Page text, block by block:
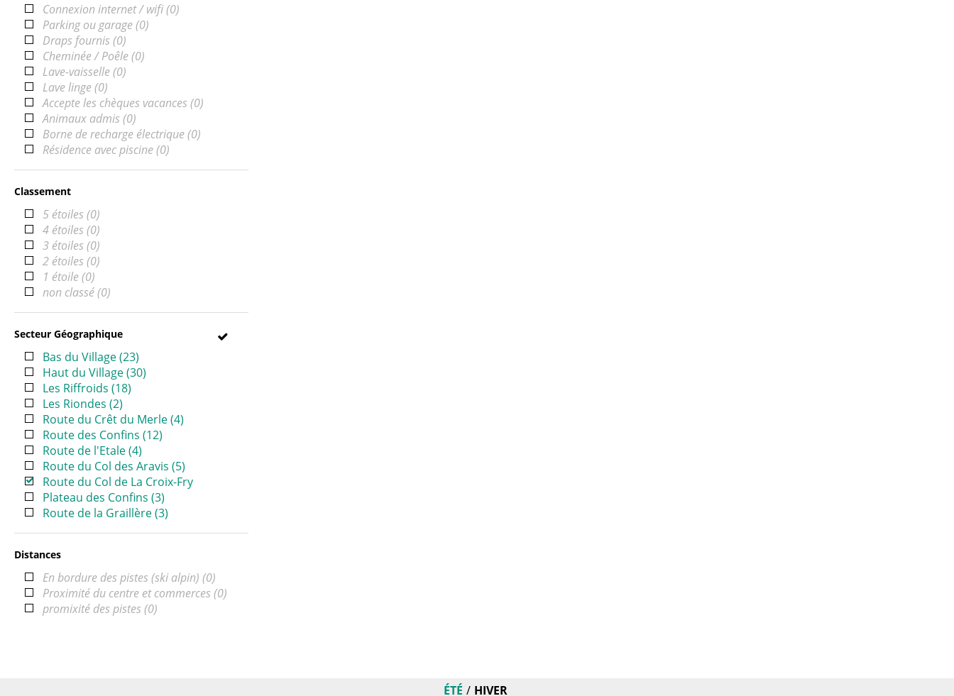
Connexion internet / wifi(0)
Parking ou garage(0)
Draps fournis (0)
Cheminée / Poêle(0)
Lave-vaisselle(0)
Lave linge(0)
Accepte les chèques vacances (0)
Animaux admis (0)
Borne de recharge électrique(0)
Résidence avec piscine(0)
Classement
5 étoiles (0)
4 étoiles (0)
3 étoiles (0)
2 étoiles (0)
1 étoile(0)
non classé(0)
Secteur Géographique
Bas du Village(23)
Haut du Village(30)
Les Riffroids (18)
Les Riondes (2)
Route du Crêt du Merle(4)
Route des Confins (12)
Route de l'Etale(4)
Route du Col des Aravis (5)
Route du Col de La Croix-Fry
Plateau des Confins (3)
Route de la Graillère(3)
Distances
En bordure des pistes (ski alpin) (0)
Proximité du centre et commerces (0)
promixité des pistes (0)
ÉTÉ HIVER